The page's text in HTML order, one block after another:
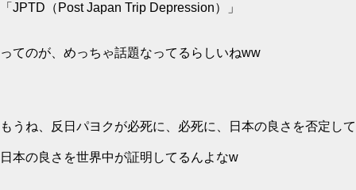
「JPTD（Post Japan Trip Depression）」
ってのが、めっちゃ話題なってるらしいねww
もうね、反日パヨクが必死に、必死に、日本の良さを否定し
日本の良さを世界中が証明してるんよなw